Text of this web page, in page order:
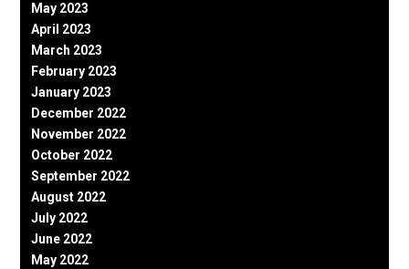
May 2023
April 2023
March 2023
February 2023
January 2023
December 2022
November 2022
October 2022
September 2022
August 2022
July 2022
June 2022
May 2022